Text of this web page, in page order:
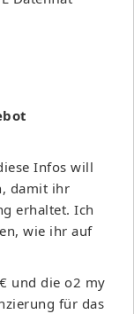
Infos will
damit ihr
erhaltet. Ich
wie ihr auf
und die o2 my
für das